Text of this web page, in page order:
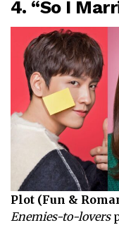
4. “So I
Plot (Fun &
Enemies-to-lovers